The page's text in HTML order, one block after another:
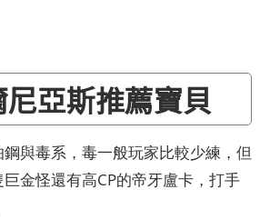
亞斯推薦寶貝
與毒系，毒一般玩家比較少練，但
金怪還有高CP的帝牙盧卡，打手